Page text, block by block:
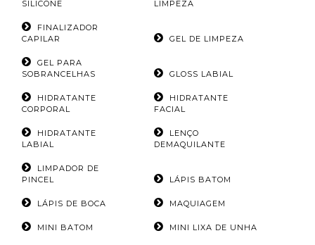
SILICONE LIMPEZA
FINALIZADOR
CAPILAR
GEL DE LIMPEZA
GEL PARA
SOBRANCELHAS
GLOSS LABIAL
HIDRATANTE
CORPORAL
HIDRATANTE
FACIAL
HIDRATANTE
LABIAL
LENÇO
DEMAQUILANTE
LIMPADOR DE
PINCEL
LÁPIS BATOM
LÁPIS DE BOCA MAQUIAGEM
MINI BATOM MINI LIXA DE UNHA